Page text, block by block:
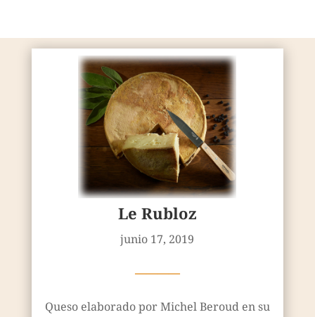
Le Rubloz
junio 17, 2019
————
Queso elaborado por Michel Beroud en su